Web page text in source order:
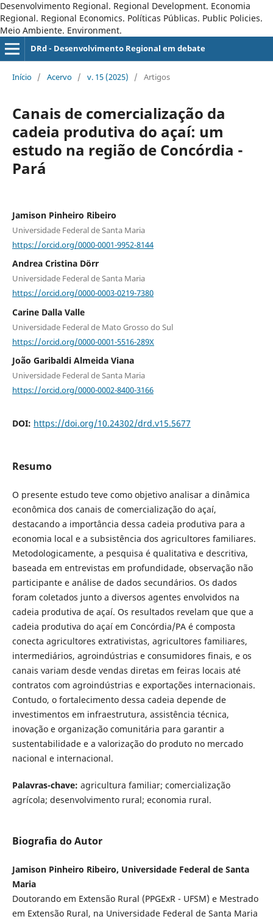
Desenvolvimento Regional. Regional Development. Economia
Regional. Regional Economics. Políticas Públicas. Public Policies.
Meio Ambiente. Environment.
DRd - Desenvolvimento Regional em debate
Início / Acervo / v. 15 (2025) / Artigos
Canais de comercialização da
cadeia produtiva do açaí: um
estudo na região de Concórdia -
Pará
Jamison Pinheiro Ribeiro
Universidade Federal de Santa Maria
https://orcid.org/0000-0001-9952-8144
Andrea Cristina Dörr
Universidade Federal de Santa Maria
https://orcid.org/0000-0003-0219-7380
Carine Dalla Valle
Universidade Federal de Mato Grosso do Sul
https://orcid.org/0000-0001-5516-289X
João Garibaldi Almeida Viana
Universidade Federal de Santa Maria
https://orcid.org/0000-0002-8400-3166
DOI: https://doi.org/10.24302/drd.v15.5677
Resumo
O presente estudo teve como objetivo analisar a dinâmica
econômica dos canais de comercialização do açaí,
destacando a importância dessa cadeia produtiva para a
economia local e a subsistência dos agricultores familiares.
Metodologicamente, a pesquisa é qualitativa e descritiva,
baseada em entrevistas em profundidade, observação não
participante e análise de dados secundários. Os dados
foram coletados junto a diversos agentes envolvidos na
cadeia produtiva de açaí. Os resultados revelam que que a
cadeia produtiva do açaí em Concórdia/PA é composta
conecta agricultores extrativistas, agricultores familiares,
intermediários, agroindústrias e consumidores finais, e os
canais variam desde vendas diretas em feiras locais até
contratos com agroindústrias e exportações internacionais.
Contudo, o fortalecimento dessa cadeia depende de
investimentos em infraestrutura, assistência técnica,
inovação e organização comunitária para garantir a
sustentabilidade e a valorização do produto no mercado
nacional e internacional.
Palavras-chave: agricultura familiar; comercialização
agrícola; desenvolvimento rural; economia rural.
Biografia do Autor
Jamison Pinheiro Ribeiro, Universidade Federal de Santa
Maria
Doutorando em Extensão Rural (PPGExR - UFSM) e Mestrado
em Extensão Rural, na Universidade Federal de Santa Maria